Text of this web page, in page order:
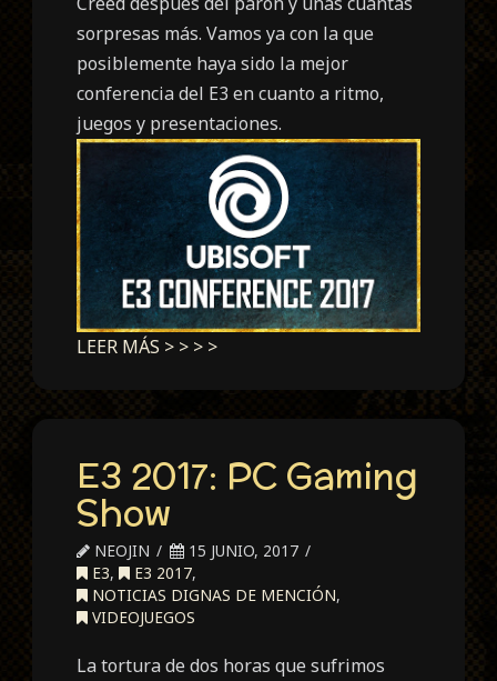
sorpresas más. Vamos ya con la que
posiblemente haya sido la mejor
conferencia del E3 en cuanto a ritmo,
juegos y presentaciones.
LEER MÁS > > > >
E3 2017: PC Gaming
Show
NEOJIN
15 JUNIO, 2017
E3, E3 2017,
NOTICIAS DIGNAS DE MENCIÓN,
VIDEOJUEGOS
La tortura de dos horas que sufrimos